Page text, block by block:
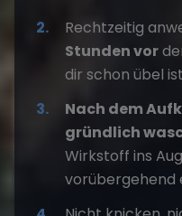
Rechtzeitig
Stunden vor
dir schon übel
Nach dem
gründlich
Wirkstoff ins
vorübergehend